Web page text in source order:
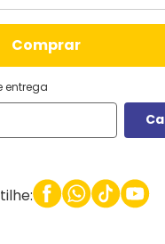
comprar
entrega